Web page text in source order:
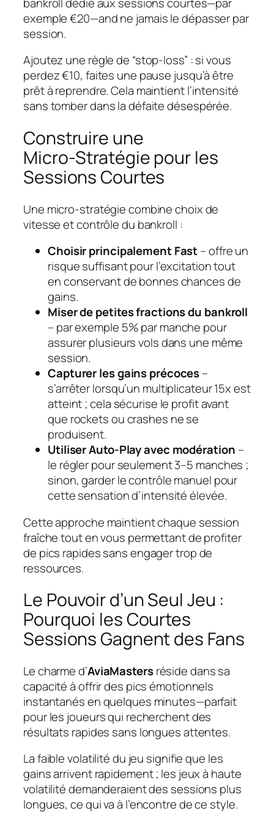
exemple €20—and ne jamais le dépasser par
session.
Ajoutez une règle de “stop‑loss” : si vous
perdez €10, faites une pause jusqu’à être
prêt à reprendre. Cela maintient l’intensité
sans tomber dans la défaite désespérée.
Construire une
Micro‑Stratégie pour les
Sessions Courtes
Une micro‑stratégie combine choix de
vitesse et contrôle du bankroll :
Choisir principalement Fast– offre un
risque suffisant pour l’excitation tout
en conservant de bonnes chances de
gains.
Miser de petites fractions du bankroll
– par exemple 5% par manche pour
assurer plusieurs vols dans une même
session.
Capturer les gains précoces–
s’arrêter lorsqu’un multiplicateur 15x est
atteint ; cela sécurise le profit avant
que rockets ou crashes ne se
produisent.
Utiliser Auto‑Play avec modération –
le régler pour seulement 3–5 manches ;
sinon, garder le contrôle manuel pour
cette sensation d’intensité élevée.
Cette approche maintient chaque session
fraîche tout en vous permettant de profiter
de pics rapides sans engager trop de
ressources.
Le Pouvoir d’un Seul Jeu :
Pourquoi les Courtes
Sessions Gagnent des Fans
Le charme d’AviaMastersréside dans sa
capacité à offrir des pics émotionnels
instantanés en quelques minutes—parfait
pour les joueurs qui recherchent des
résultats rapides sans longues attentes.
La faible volatilité du jeu signifie que les
gains arrivent rapidement ; les jeux à haute
volatilité demanderaient des sessions plus
longues, ce qui va à l’encontre de ce style.